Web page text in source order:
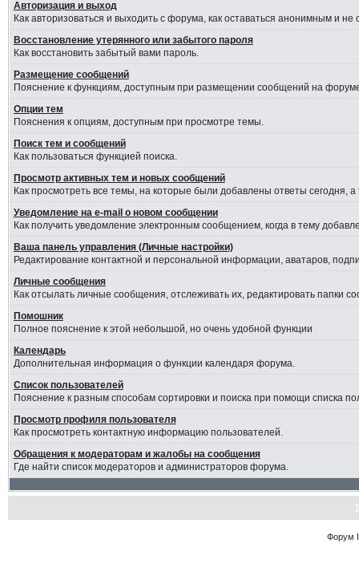
Авторизация и выход
Как авторизоваться и выходить с форума, как оставаться анонимным и
Восстановление утерянного или забытого пароля
Как восстановить забытый вами пароль.
Размещение сообщений
Пояснение к функциям, доступным при размещении сообщений на
Опции тем
Пояснения к опциям, доступным при просмотре темы.
Поиск тем и сообщений
Как пользоваться функцией поиска.
Просмотр активных тем и новых сообщений
Как просмотреть все темы, на которые были добавлены ответы сегодня,
Уведомление на е-mail о новом сообщении
Как получить уведомление электронным сообщением, когда в тему
Ваша панель управления (Личные настройки)
Редактирование контактной и персональной информации, аватаров,
Личные сообщения
Как отсылать личные сообщения, отслеживать их, редактировать папки
Помошник
Полное пояснение к этой небольшой, но очень удобной функции
Календарь
Дополнительная информация о функции календаря форума.
Список пользователей
Пояснение к разным способам сортировки и поиска при помощи списка
Просмотр профиля пользователя
Как просмотреть контактную информацию пользователей.
Обращения к модераторам и жалобы на сообщения
Где найти список модераторов и администраторов форума.
Форум